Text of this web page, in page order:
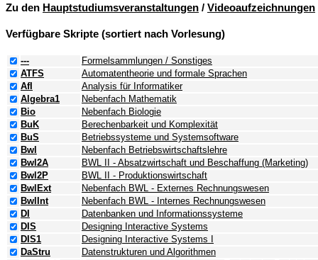
Zu den Hauptstudiumsveranstaltungen / Videoaufzeichnungen
Verfügbare Skripte (sortiert nach Vorlesung)
---
Formelsammlungen / Sonstiges
ATFS
Automatentheorie und formale Sprachen
AfI
Analysis für Informatiker
Algebra1
Nebenfach Mathematik
Bio
Nebenfach Biologie
BuK
Berechenbarkeit und Komplexität
BuS
Betriebssysteme und Systemsoftware
Bwl
Nebenfach Betriebswirtschaftslehre
Bwl2A
BWL II - Absatzwirtschaft und Beschaffung (Marketing)
Bwl2P
BWL II - Produktionswirtschaft
BwlExt
Nebenfach BWL - Externes Rechnungswesen
BwlInt
Nebenfach BWL - Internes Rechnungswesen
DI
Datenbanken und Informationssysteme
DIS
Designing Interactive Systems
DIS1
Designing Interactive Systems I
DaStru
Datenstrukturen und Algorithmen